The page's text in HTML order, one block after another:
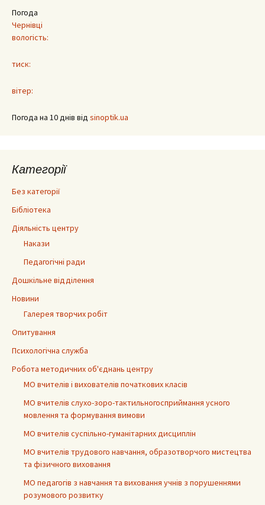
Погода
Чернівці
вологість:
тиск:
вітер:
Погода на 10 днів від sinoptik.ua
Категорії
Без категорії
Бібліотека
Діяльність центру
Накази
Педагогічні ради
Дошкільне відділення
Новини
Галерея творчих робіт
Опитування
Психологічна служба
Робота методичних об'єднань центру
МО вчителів і вихователів початкових класів
МО вчителів слухо-зоро-тактильногосприймання усного
мовлення та формування вимови
МО вчителів суспільно-гуманітарних дисциплін
МО вчителів трудового навчання, образотворчого мистецтва
та фізичного виховання
МО педагогів з навчання та виховання учнів з порушеннями
розумового розвитку